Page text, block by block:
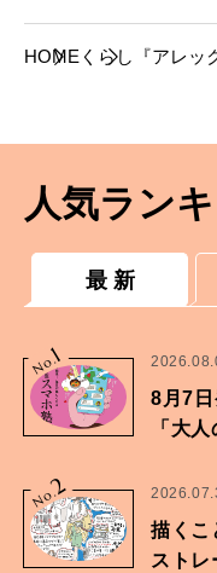
HOME くらし
『アレ
人気ラン
最 新
No.
1
8月7
「大
No.2
描くこ
ストレ